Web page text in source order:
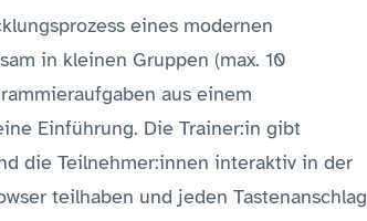
eines modernen
in kleinen Gruppen (max. 10
aus einem
Einführung. Die Trainer:in gibt
die Teilnehmer:innen interaktiv in der
teilhaben und jeden Tastenanschlag